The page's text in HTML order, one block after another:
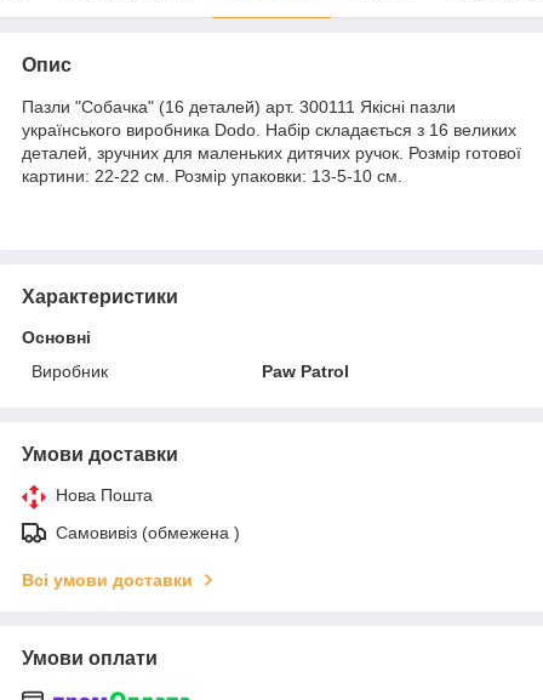
Опис
Пазли "Собачка" (16 деталей) арт. 300111 Якісні пазли
українського виробника Dodo. Набір складається з 16 великих
деталей, зручних для маленьких дитячих ручок. Розмір готової
картини: 22-22 см. Розмір упаковки: 13-5-10 см.
Характеристики
Основні
Виробник
Paw Patrol
Умови доставки
Нова Пошта
Самовивіз (обмежена )
Всі умови доставки
Умови оплати